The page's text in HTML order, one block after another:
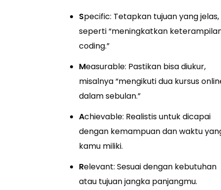
Specific: Tetapkan tujuan yang jelas,
seperti “meningkatkan
coding.”
Measurable: Pastikan bisa diukur,
misalnya “mengikuti dua kursus
dalam sebulan.”
Achievable: Realistis untuk dicapai
dengan kemampuan dan waktu
kamu miliki.
Relevant: Sesuai dengan kebutuhan
atau tujuan jangka panjangmu.